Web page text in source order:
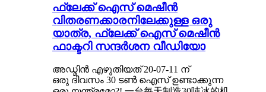
ഫ്ലേക്ക് ഐസ് മെഷീൻ
വിതരണക്കാരനിലേക്കുള്ള ഒരു
യാത്ര, ഫ്ലേക്ക് ഐസ് മെഷീൻ
ഫാക്ടറി സന്ദർശന വീഡിയോ
അഡ്മിൻ എഴുതിയത് 20-07-11 ന്
ഒരു ദിവസം 30 ടൺ ഐസ് ഉണ്ടാക്കുന്ന